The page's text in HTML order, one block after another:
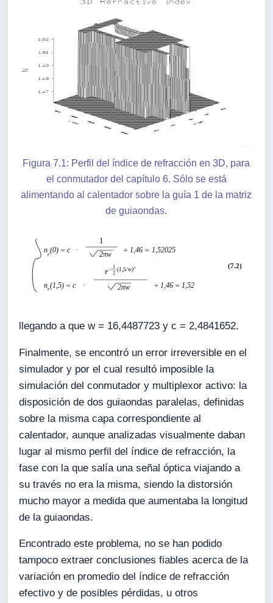
Figura 7.1: Perfil del índice de refracción en 3D, para
el conmutador del capítulo 6. Sólo se está
alimentando al calentador sobre la guía 1 de la matriz
de guiaondas.
llegando a que w = 16,4487723 y c = 2,4841652.
Finalmente, se encontró un error irreversible en el
simulador y por el cual resultó imposible la
simulación del conmutador y multiplexor activo: la
disposición de dos guiaondas paralelas, definidas
sobre la misma capa correspondiente al
calentador, aunque analizadas visualmente daban
lugar al mismo perfil del índice de refracción, la
fase con la que salía una señal óptica viajando a
su través no era la misma, siendo la distorsión
mucho mayor a medida que aumentaba la longitud
de la guiaondas.
Encontrado este problema, no se han podido
tampoco extraer conclusiones fiables acerca de la
variación en promedio del índice de refracción
efectivo y de posibles pérdidas, u otros